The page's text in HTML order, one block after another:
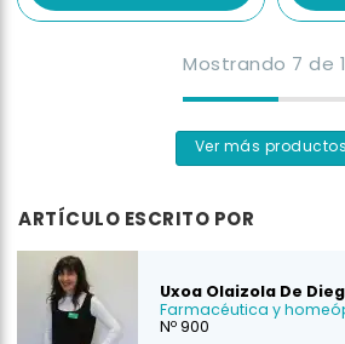
Mostrando 7 de
Ver más productos
ARTÍCULO ESCRITO POR
Uxoa Olaizola De
Farmacéutica y
Nº 900